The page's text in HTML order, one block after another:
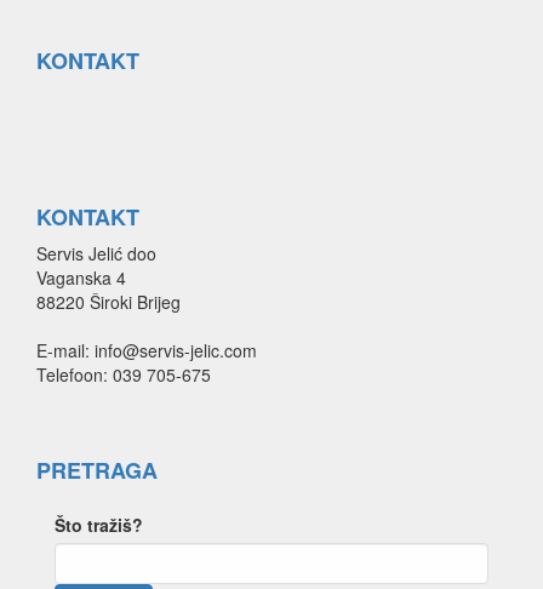
KONTAKT
KONTAKT
Servis Jelić doo
Vaganska 4
88220 Široki Brijeg
E-mail: info@servis-jelic.com
Telefoon: 039 705-675
PRETRAGA
Što tražiš?